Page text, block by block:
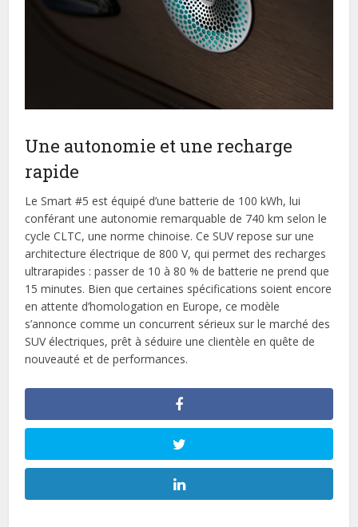
Une autonomie et une recharge
rapide
Le Smart #5 est équipé d’une batterie de 100 kWh, lui
conférant une autonomie remarquable de 740 km selon le
cycle CLTC, une norme chinoise. Ce SUV repose sur une
architecture électrique de 800 V, qui permet des recharges
ultrarapides : passer de 10 à 80 % de batterie ne prend que
15 minutes. Bien que certaines spécifications soient encore
en attente d’homologation en Europe, ce modèle
s’annonce comme un concurrent sérieux sur le marché des
SUV électriques, prêt à séduire une clientèle en quête de
nouveauté et de performances.